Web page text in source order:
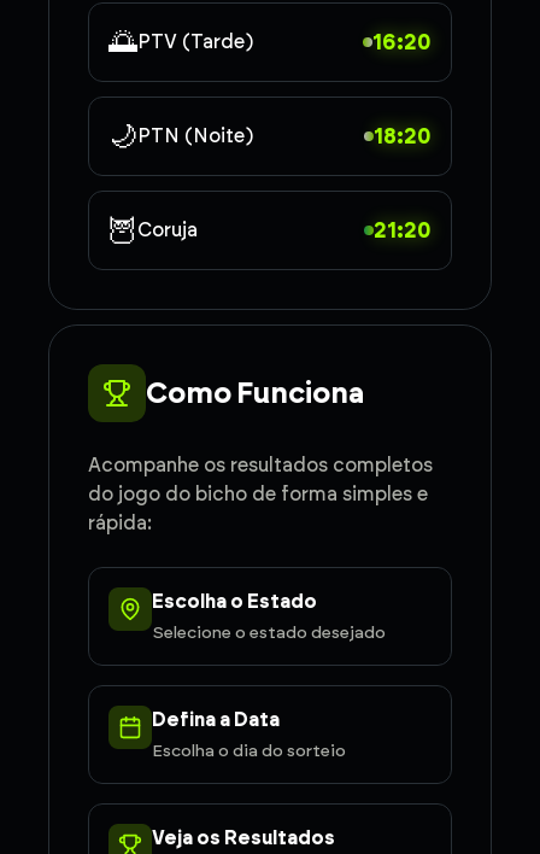
🌅PTV (Tarde) 16:20
🌙PTN (Noite) 18:20
🦉 Coruja 21:20
Como Funciona
Acompanhe os resultados completos
do jogo do bicho de forma simples e
rápida:
Escolha o Estado
Selecione o estado desejado
Defina a Data
Escolha o dia do sorteio
Veja os Resultados